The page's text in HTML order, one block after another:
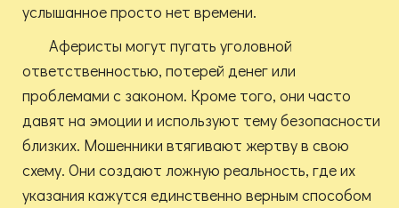
услышанное просто нет времени.
Аферисты могут пугать уголовной
ответственностью, потерей денег или
проблемами с законом. Кроме того, они часто
давят на эмоции и используют тему безопасности
близких. Мошенники втягивают жертву в свою
схему. Они создают ложную реальность, где их
указания кажутся единственно верным способом